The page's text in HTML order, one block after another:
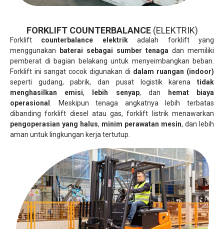
FORKLIFT COUNTERBALANCE(ELEKTRIK)
Forklift counterbalance elektrikadalah forklift yang
menggunakan
baterai sebagai sumber tenaga dan memiliki
pemberat di bagian belakang untuk menyeimbangkan beban.
Forklift ini sangat cocok digunakan di dalam ruangan (indoor)
seperti gudang, pabrik, dan pusat logistik karena tidak
menghasilkan emisi, lebih senyap, dan
hemat biaya
operasional
. Meskipun tenaga angkatnya lebih terbatas
dibanding forklift diesel atau gas, forklift listrik menawarkan
pengoperasian yang halus, minim perawatan mesin, dan lebih
aman untuk lingkungan kerja tertutup.